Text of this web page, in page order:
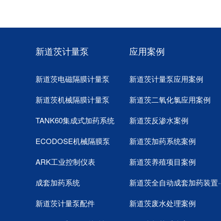
新道茨计量泵
新道茨电磁隔膜计量泵
新道茨机械隔膜计量泵
TANK60集成式加药系统
ECODOSE机械隔膜泵
ARK工业控制仪表
成套加药系统
新道茨计量泵配件
应用案例
新道茨计量泵应用案例
新道茨二氧化氯应用案例
新道茨反渗水案例
新道茨加药系统案例
新道茨养殖项目案例
新道茨全自动成套加药装置
新道茨废水处理案例